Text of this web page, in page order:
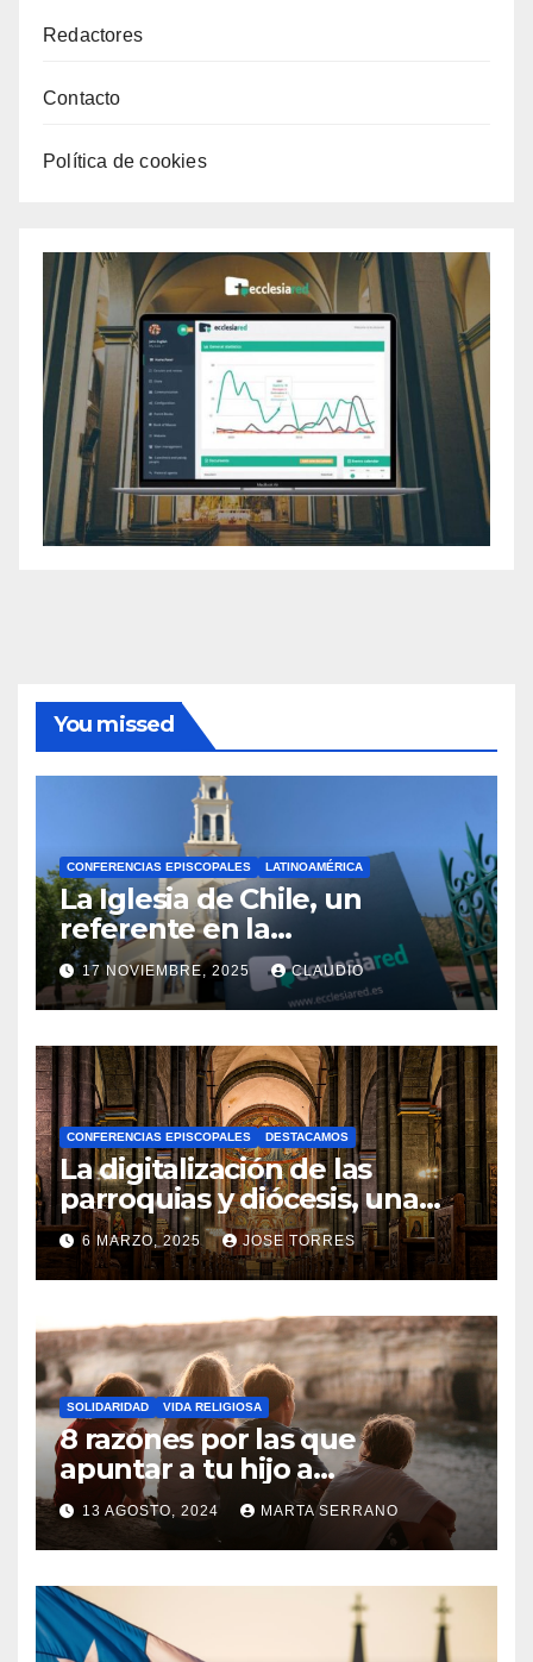
Redactores
Contacto
Política de cookies
You missed
CONFERENCIAS EPISCOPALES LATINOAMÉRICA
La Iglesia de Chile, un
referente en la
transformación digital
gracias a Ecclesiared
17 NOVIEMBRE, 2025 CLAUDIO
N
O
H
A
Y
C
O
M
N
T
A
R
I
O
S
CONFERENCIAS EPISCOPALES DESTACAMOS
La digitalización de las
parroquias y diócesis, una
realidad ya para el futuro de
la Iglesia
6 MARZO, 2025 JOSE TORRES
N
O
H
A
Y
SOLIDARIDAD VIDA RELIGIOSA
8 razones por las que
apuntar a tu hijo a
Catequesis
13 AGOSTO, 2024 MARTA SERRANO
N
O